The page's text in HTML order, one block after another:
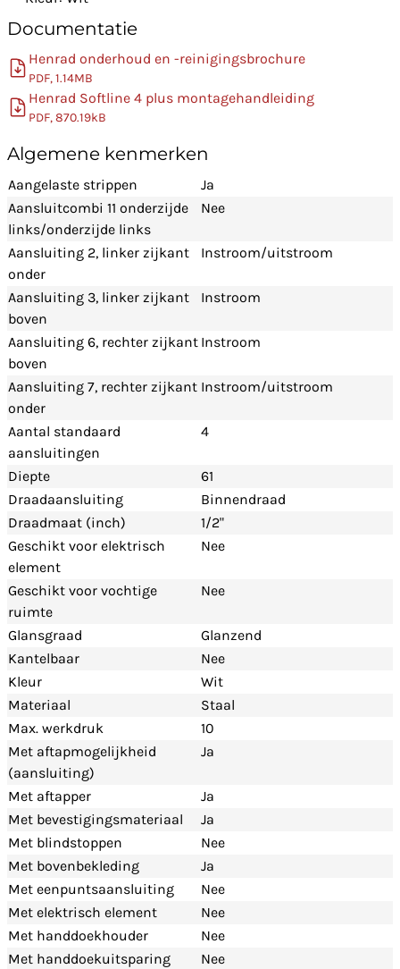
Documentatie
Henrad onderhoud en -reinigingsbrochure
PDF, 1.14MB
Henrad Softline 4 plus montagehandleiding
PDF, 870.19kB
Algemene kenmerken
Aangelaste strippen
Ja
Aansluitcombi 11 onderzijde
links/onderzijde links
Nee
Aansluiting 2, linker zijkant
onder
Instroom/uitstroom
Aansluiting 3, linker zijkant
boven
Instroom
Aansluiting 6, rechter zijkant
boven
Instroom
Aansluiting 7, rechter zijkant
onder
Instroom/uitstroom
Aantal standaard
aansluitingen
4
Diepte
61
Draadaansluiting
Binnendraad
Draadmaat (inch)
1/2"
Geschikt voor elektrisch
element
Nee
Geschikt voor vochtige
ruimte
Nee
Glansgraad
Glanzend
Kantelbaar
Nee
Kleur
Wit
Materiaal
Staal
Max. werkdruk
10
Met aftapmogelijkheid
(aansluiting)
Ja
Met aftapper
Ja
Met bevestigingsmateriaal
Ja
Met blindstoppen
Nee
Met bovenbekleding
Ja
Met eenpuntsaansluiting
Nee
Met elektrisch element
Nee
Met handdoekhouder
Nee
Met handdoekuitsparing
Nee